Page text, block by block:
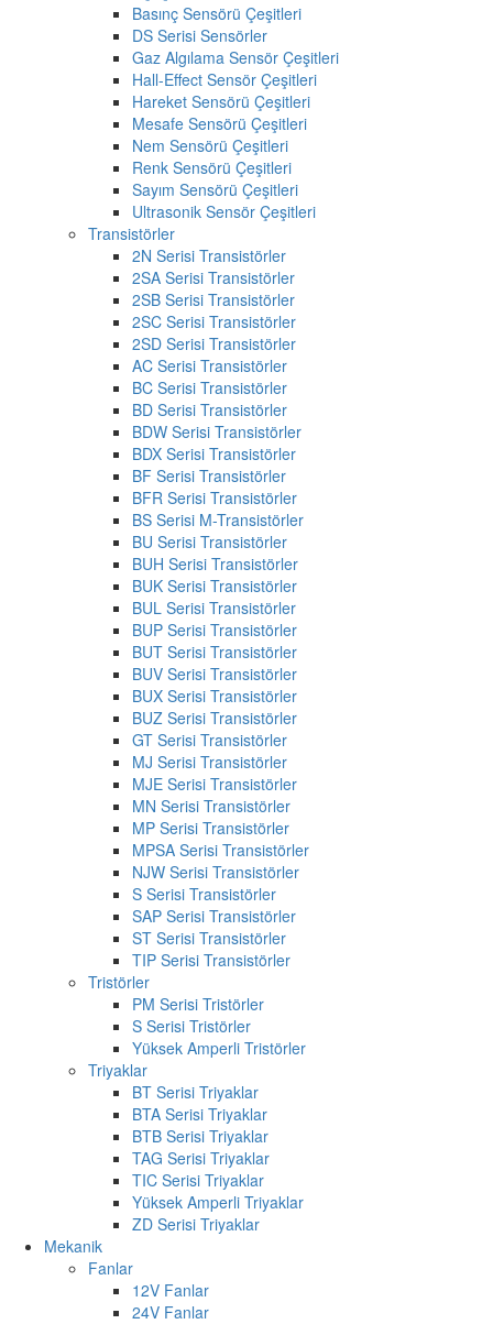
Basınç Sensörü Çeşitleri
DS Serisi Sensörler
Gaz Algılama Sensör Çeşitleri
Hall-Effect Sensör Çeşitleri
Hareket Sensörü Çeşitleri
Mesafe Sensörü Çeşitleri
Nem Sensörü Çeşitleri
Renk Sensörü Çeşitleri
Sayım Sensörü Çeşitleri
Ultrasonik Sensör Çeşitleri
Transistörler
2N Serisi Transistörler
2SA Serisi Transistörler
2SB Serisi Transistörler
2SC Serisi Transistörler
2SD Serisi Transistörler
AC Serisi Transistörler
BC Serisi Transistörler
BD Serisi Transistörler
BDW Serisi Transistörler
BDX Serisi Transistörler
BF Serisi Transistörler
BFR Serisi Transistörler
BS Serisi M-Transistörler
BU Serisi Transistörler
BUH Serisi Transistörler
BUK Serisi Transistörler
BUL Serisi Transistörler
BUP Serisi Transistörler
BUT Serisi Transistörler
BUV Serisi Transistörler
BUX Serisi Transistörler
BUZ Serisi Transistörler
GT Serisi Transistörler
MJ Serisi Transistörler
MJE Serisi Transistörler
MN Serisi Transistörler
MP Serisi Transistörler
MPSA Serisi Transistörler
NJW Serisi Transistörler
S Serisi Transistörler
SAP Serisi Transistörler
ST Serisi Transistörler
TIP Serisi Transistörler
Tristörler
PM Serisi Tristörler
S Serisi Tristörler
Yüksek Amperli Tristörler
Triyaklar
BT Serisi Triyaklar
BTA Serisi Triyaklar
BTB Serisi Triyaklar
TAG Serisi Triyaklar
TIC Serisi Triyaklar
Yüksek Amperli Triyaklar
ZD Serisi Triyaklar
Mekanik
Fanlar
12V Fanlar
24V Fanlar